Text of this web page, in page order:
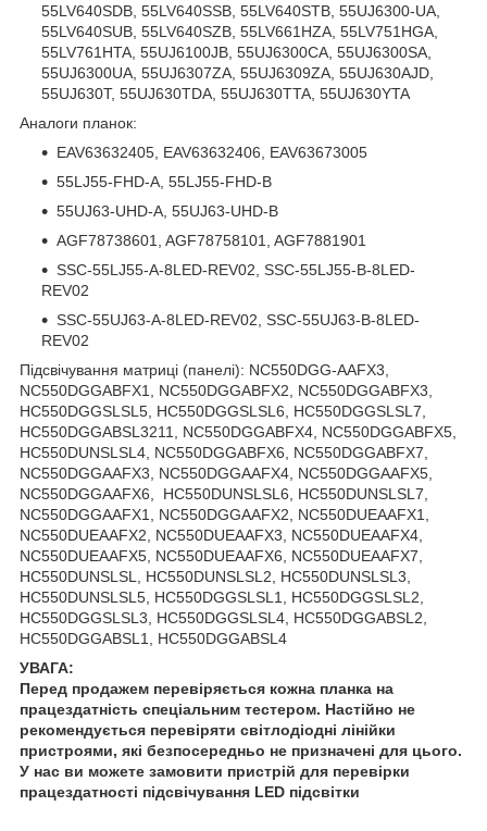
55LV640SDB, 55LV640SSB, 55LV640STB, 55UJ6300-UA,
55LV640SUB, 55LV640SZB, 55LV661HZA, 55LV751HGA,
55LV761HTA, 55UJ6100JB, 55UJ6300CA, 55UJ6300SA,
55UJ6300UA, 55UJ6307ZA, 55UJ6309ZA, 55UJ630AJD,
55UJ630T, 55UJ630TDA, 55UJ630TTA, 55UJ630YTA
Аналоги планок:
EAV63632405, EAV63632406, EAV63673005
55LJ55-FHD-A, 55LJ55-FHD-B
55UJ63-UHD-A, 55UJ63-UHD-B
AGF78738601, AGF78758101, AGF7881901
SSC-55LJ55-A-8LED-REV02, SSC-55LJ55-B-8LED-
REV02
SSC-55UJ63-A-8LED-REV02, SSC-55UJ63-B-8LED-
REV02
Підсвічування матриці (панелі): NC550DGG-AAFX3,
NC550DGGABFX1, NC550DGGABFX2, NC550DGGABFX3,
HC550DGGSLSL5, HC550DGGSLSL6, HC550DGGSLSL7,
HC550DGGABSL3211, NC550DGGABFX4, NC550DGGABFX5,
HC550DUNSLSL4, NC550DGGABFX6, NC550DGGABFX7,
NC550DGGAAFX3, NC550DGGAAFX4, NC550DGGAAFX5,
NC550DGGAAFX6, HC550DUNSLSL6, HC550DUNSLSL7,
NC550DGGAAFX1, NC550DGGAAFX2, NC550DUEAAFX1,
NC550DUEAAFX2, NC550DUEAAFX3, NC550DUEAAFX4,
NC550DUEAAFX5, NC550DUEAAFX6, NC550DUEAAFX7,
HC550DUNSLSL, HC550DUNSLSL2, HC550DUNSLSL3,
HC550DUNSLSL5, HC550DGGSLSL1, HC550DGGSLSL2,
HC550DGGSLSL3, HC550DGGSLSL4, HC550DGGABSL2,
HC550DGGABSL1, HC550DGGABSL4
УВАГА:
Перед продажем перевіряється кожна планка на
працездатність спеціальним тестером. Настійно не
рекомендується перевіряти світлодіодні лінійки
пристроями, які безпосередньо не призначені для цього.
У нас ви можете замовити пристрій для перевірки
працездатності підсвічування LED підсвітки